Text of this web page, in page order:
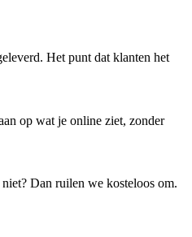
Het punt dat klanten het
op wat je online ziet, zonder
Dan ruilen we kosteloos om.